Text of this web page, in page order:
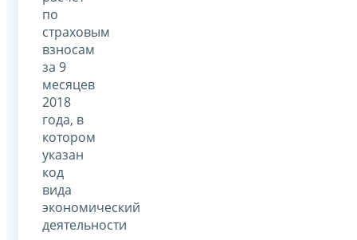
по
страховым
взносам
за 9
месяцев
2018
года, в
котором
указан
код
вида
экономический
деятельности